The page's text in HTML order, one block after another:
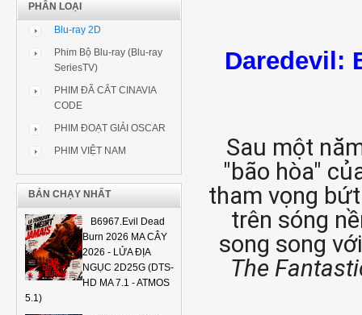
PHÂN LOẠI
Blu-ray 2D
Phim Bộ Blu-ray (Blu-ray
SeriesTV)
PHIM ĐÃ CẮT CINAVIA
CODE
PHIM ĐOẠT GIẢI OSCAR
PHIM VIỆT NAM
BÁN CHẠY NHẤT
B6967.Evil Dead
Burn 2026 MA CÂY
2026 - LỬA ĐỊA
NGỤC 2D25G (DTS-
HD MA 7.1 - ATMOS
5.1)
Daredevil:
Sau một
"bão hòa"
tham vọng
trên sóng
song song
The